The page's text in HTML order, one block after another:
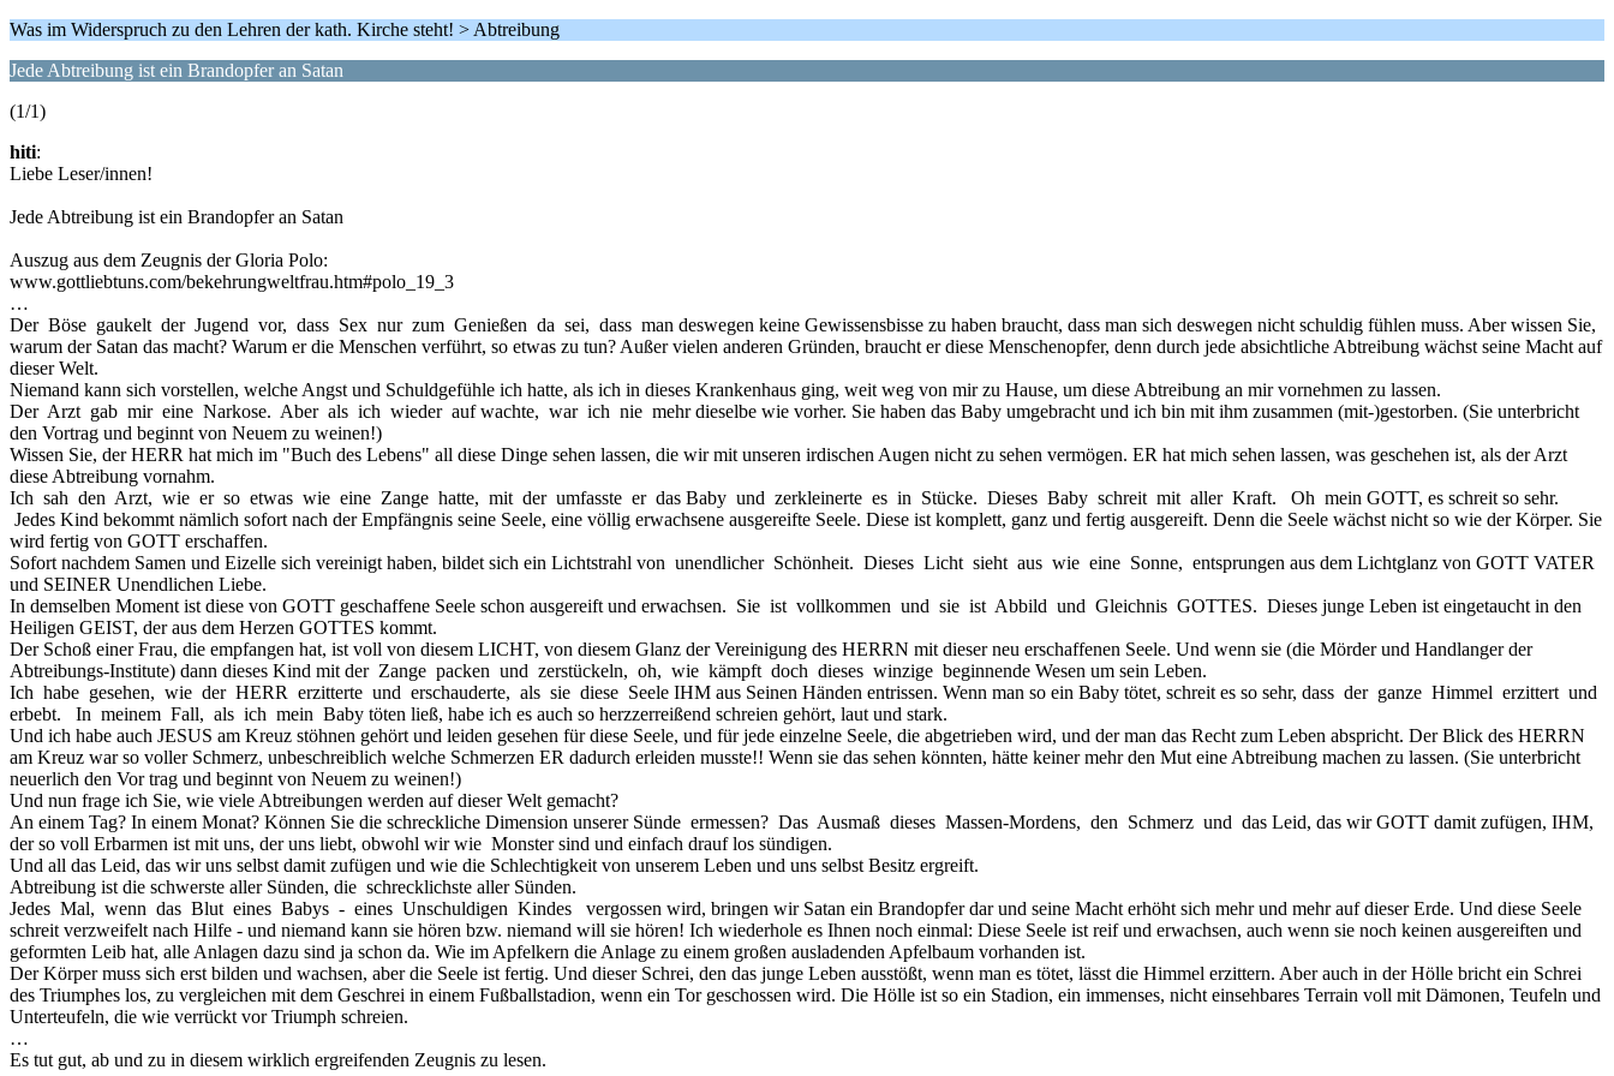
Was im Widerspruch zu den Lehren der kath. Kirche steht! > Abtreibung
Jede Abtreibung ist ein Brandopfer an Satan
(1/1)
hiti:
Liebe Leser/innen!
Jede Abtreibung ist ein Brandopfer an Satan
Auszug aus dem Zeugnis der Gloria Polo:
www.gottliebtuns.com/bekehrungweltfrau.htm#polo_19_3
…
Der Böse gaukelt der Jugend vor, dass Sex nur zum Genießen da sei, dass man deswegen keine Gewissensbisse zu haben braucht, dass man sich deswegen nicht schuldig fühlen muss. Aber wissen Sie,
warum der Satan das macht? Warum er die Menschen verführt, so etwas zu tun? Außer vielen anderen Gründen, braucht er diese Menschenopfer, denn durch jede absichtliche Abtreibung wächst seine Macht auf
dieser Welt.
Niemand kann sich vorstellen, welche Angst und Schuldgefühle ich hatte, als ich in dieses Krankenhaus ging, weit weg von mir zu Hause, um diese Abtreibung an mir vornehmen zu lassen.
Der Arzt gab mir eine Narkose. Aber als ich wieder auf wachte, war ich nie mehr dieselbe wie vorher. Sie haben das Baby umgebracht und ich bin mit ihm zusammen (mit-)gestorben. (Sie unterbricht
den Vortrag und beginnt von Neuem zu weinen!)
Wissen Sie, der HERR hat mich im "Buch des Lebens" all diese Dinge sehen lassen, die wir mit unseren irdischen Augen nicht zu sehen vermögen. ER hat mich sehen lassen, was geschehen ist, als der Arzt
diese Abtreibung vornahm.
Ich sah den Arzt, wie er so etwas wie eine Zange hatte, mit der umfasste er das Baby und zerkleinerte es in Stücke. Dieses Baby schreit mit aller Kraft. Oh mein GOTT, es schreit so sehr.
Jedes Kind bekommt nämlich sofort nach der Empfängnis seine Seele, eine völlig erwachsene ausgereifte Seele. Diese ist komplett, ganz und fertig ausgereift. Denn die Seele wächst nicht so wie der Körper. Sie
wird fertig von GOTT erschaffen.
Sofort nachdem Samen und Eizelle sich vereinigt haben, bildet sich ein Lichtstrahl von unendlicher Schönheit. Dieses Licht sieht aus wie eine Sonne, entsprungen aus dem Lichtglanz von GOTT VATER
und SEINER Unendlichen Liebe.
In demselben Moment ist diese von GOTT geschaffene Seele schon ausgereift und erwachsen. Sie ist vollkommen und sie ist Abbild und Gleichnis GOTTES. Dieses junge Leben ist eingetaucht in den
Heiligen GEIST, der aus dem Herzen GOTTES kommt.
Der Schoß einer Frau, die empfangen hat, ist voll von diesem LICHT, von diesem Glanz der Vereinigung des HERRN mit dieser neu erschaffenen Seele. Und wenn sie (die Mörder und Handlanger der
Abtreibungs-Institute) dann dieses Kind mit der Zange packen und zerstückeln, oh, wie kämpft doch dieses winzige beginnende Wesen um sein Leben.
Ich habe gesehen, wie der HERR erzitterte und erschauderte, als sie diese Seele IHM aus Seinen Händen entrissen. Wenn man so ein Baby tötet, schreit es so sehr, dass der ganze Himmel erzittert und
erbebt. In meinem Fall, als ich mein Baby töten ließ, habe ich es auch so herzzerreißend schreien gehört, laut und stark.
Und ich habe auch JESUS am Kreuz stöhnen gehört und leiden gesehen für diese Seele, und für jede einzelne Seele, die abgetrieben wird, und der man das Recht zum Leben abspricht. Der Blick des HERRN
am Kreuz war so voller Schmerz, unbeschreiblich welche Schmerzen ER dadurch erleiden musste!! Wenn sie das sehen könnten, hätte keiner mehr den Mut eine Abtreibung machen zu lassen. (Sie unterbricht
neuerlich den Vor trag und beginnt von Neuem zu weinen!)
Und nun frage ich Sie, wie viele Abtreibungen werden auf dieser Welt gemacht?
An einem Tag? In einem Monat? Können Sie die schreckliche Dimension unserer Sünde ermessen? Das Ausmaß dieses Massen-Mordens, den Schmerz und das Leid, das wir GOTT damit zufügen, IHM,
der so voll Erbarmen ist mit uns, der uns liebt, obwohl wir wie Monster sind und einfach drauf los sündigen.
Und all das Leid, das wir uns selbst damit zufügen und wie die Schlechtigkeit von unserem Leben und uns selbst Besitz ergreift.
Abtreibung ist die schwerste aller Sünden, die schrecklichste aller Sünden.
Jedes Mal, wenn das Blut eines Babys - eines Unschuldigen Kindes vergossen wird, bringen wir Satan ein Brandopfer dar und seine Macht erhöht sich mehr und mehr auf dieser Erde. Und diese Seele
schreit verzweifelt nach Hilfe - und niemand kann sie hören bzw. niemand will sie hören! Ich wiederhole es Ihnen noch einmal: Diese Seele ist reif und erwachsen, auch wenn sie noch keinen ausgereiften und
geformten Leib hat, alle Anlagen dazu sind ja schon da. Wie im Apfelkern die Anlage zu einem großen ausladenden Apfelbaum vorhanden ist.
Der Körper muss sich erst bilden und wachsen, aber die Seele ist fertig. Und dieser Schrei, den das junge Leben ausstößt, wenn man es tötet, lässt die Himmel erzittern. Aber auch in der Hölle bricht ein Schrei
des Triumphes los, zu vergleichen mit dem Geschrei in einem Fußballstadion, wenn ein Tor geschossen wird. Die Hölle ist so ein Stadion, ein immenses, nicht einsehbares Terrain voll mit Dämonen, Teufeln und
Unterteufeln, die wie verrückt vor Triumph schreien.
…
Es tut gut, ab und zu in diesem wirklich ergreifenden Zeugnis zu lesen.